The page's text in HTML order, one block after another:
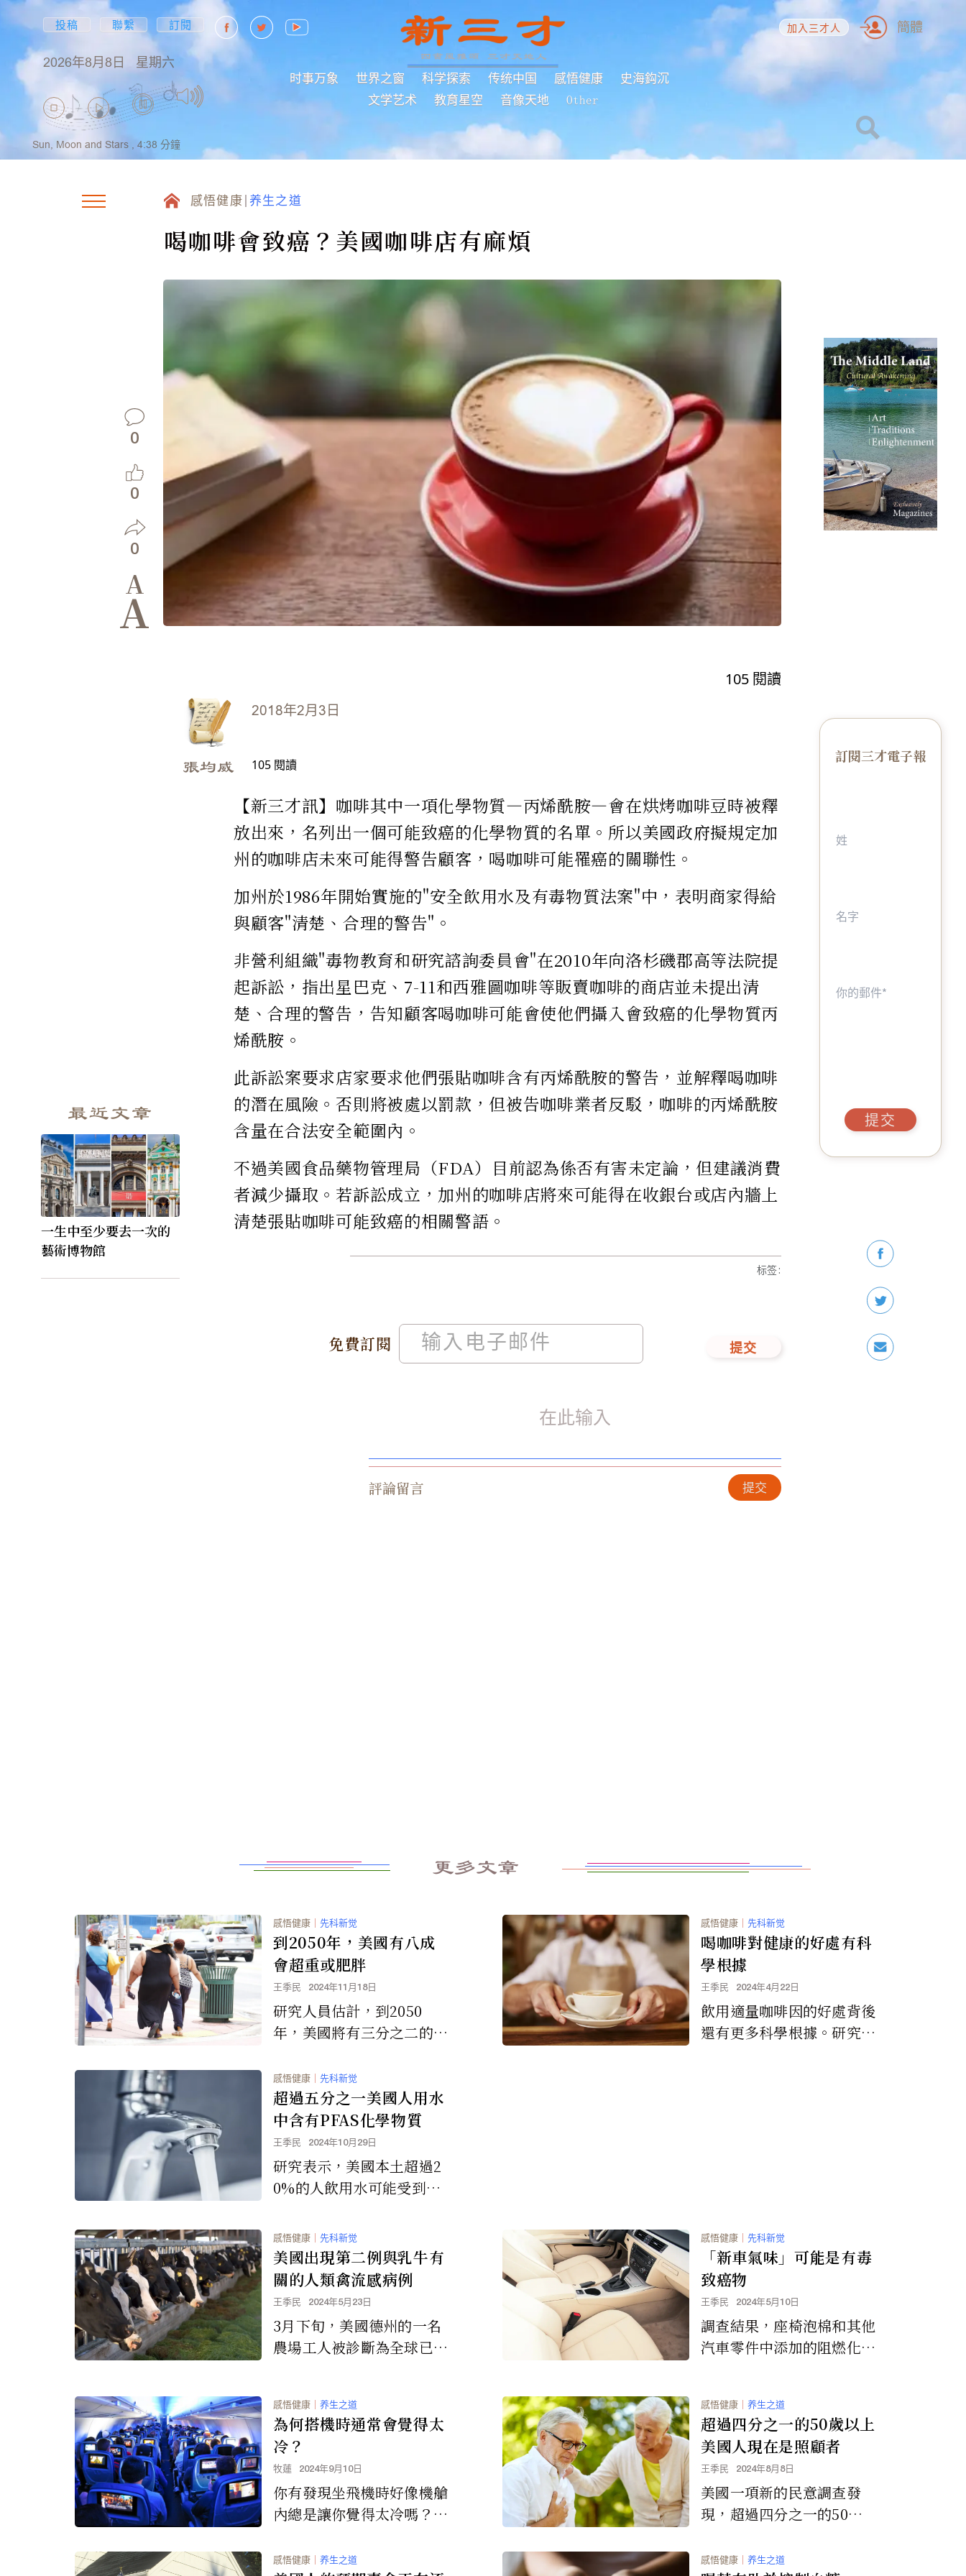
投稿 聯繫 訂閱
2026年8月8日 星期六
时事万象 世界之窗 科学探索 传统中国 感悟健康
史海鈎沉
文学艺术
教育星空 音像天地 Other
加入三才人 簡體
Sun, Moon and Stars , 4:38 分鐘
感悟健康 养生之道
喝咖啡會致癌？美國咖啡店有麻煩
0
0
0
A
A
105 閱讀
最近文章
一生中至少要去一次的
藝術博物館
2018年2月3日
張均威 105 閱讀
【新三才訊】咖啡其中一項化學物質—丙烯酰胺—會在烘烤咖啡豆時被釋
放出來，名列出一個可能致癌的化學物質的名單。所以美國政府擬規定加
州的咖啡店未來可能得警告顧客，喝咖啡可能罹癌的關聯性。
加州於1986年開始實施的"安全飲用水及有毒物質法案"中，表明商家得給
與顧客"清楚、合理的警告"。
非營利組織"毒物教育和研究諮詢委員會"在2010年向洛杉磯郡高等法院提
起訴訟，指出星巴克、7-11和西雅圖咖啡等販賣咖啡的商店並未提出清
楚、合理的警告，告知顧客喝咖啡可能會使他們攝入會致癌的化學物質丙
烯酰胺。
此訴訟案要求店家要求他們張貼咖啡含有丙烯酰胺的警告，並解釋喝咖啡
的潛在風險。否則將被處以罰款，但被告咖啡業者反駁，咖啡的丙烯酰胺
含量在合法安全範圍內。
不過美國食品藥物管理局（FDA）目前認為係否有害未定論，但建議消費
者減少攝取。若訴訟成立，加州的咖啡店將來可能得在收銀台或店內牆上
清楚張貼咖啡可能致癌的相關警語。
免費訂閱 提交
标签:
評論留言 提交
訂閱三才電子報
提交
更多文章
感悟健康 ｜ 先科新觉
到2050年，美國有八成
會超重或肥胖
王季民 2024年11月18日
研究人員估計，到2050
年，美國將有三分之二的成
五分之一的兒童患有肥胖
症。
感悟健康 ｜ 先科新觉
喝咖啡對健康的好處有科
學根據
王季民 2024年4月22日
飲用適量咖啡因的好處背後
還有更多科學根據。研究證
感悟健康 ｜ 先科新觉
超過五分之一美國人用水
中含有PFAS化學物質
王季民 2024年10月29日
研究表示，美國本土超過2
0%的人飲用水可能受到
染，佛羅裡達州和加州是大
多數人依賴可能受到污染的
地下水源公共供水的州。
感悟健康 ｜ 先科新觉
美國出現第二例與乳牛有
關的人類禽流感病例
王季民 2024年5月23日
3月下旬，美國德州的一名
農場工人被診斷為全球已知
一名乳牛工人被診斷出患有
禽流感，這是第二個與美國
乳牛爆發有關的人類病例。
感悟健康 ｜ 先科新觉
「新車氣味」可能是有毒
致癌物
王季民 2024年5月10日
調查結果，座椅泡棉和其他
汽車零件中添加的阻燃化學
感悟健康 ｜ 养生之道
為何搭機時通常會覺得太
冷？
牧蓮 2024年9月10日
你有發現坐飛機時好像機艙
內總是讓你覺得太冷嗎？那
感悟健康 ｜ 养生之道
超過四分之一的50歲以上
美國人現在是照顧者
王季民 2024年8月8日
美國一項新的民意調查發
現，超過四分之一的50歲
人員，照顧至少一名有健康
感悟健康 ｜ 养生之道 感悟健康 ｜ 养生之道